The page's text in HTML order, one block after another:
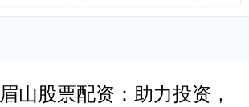
山股票配资：助力投资，